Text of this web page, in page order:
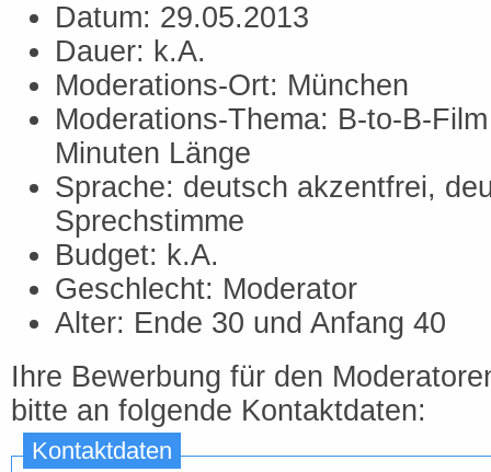
Datum: 29.05.2013
Dauer: k.A.
Moderations-Ort: München
Moderations-Thema: B-to-B-
Minuten Länge
Sprache: deutsch akzentfrei,
Sprechstimme
Budget: k.A.
Geschlecht: Moderator
Alter: Ende 30 und Anfang 40
Ihre Bewerbung für den
bitte an folgende Kontaktdaten:
Kontaktdaten